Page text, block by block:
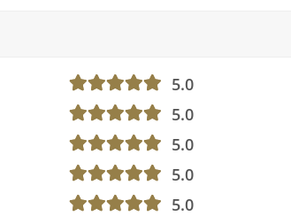
5.0
5.0
5.0
5.0
5.0